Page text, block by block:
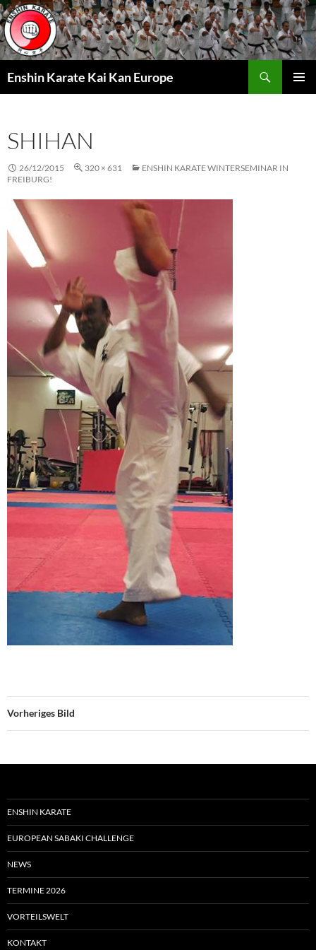
Zum
Inhalt
springen
Enshin Karate Kai Kan Europe
SHIHAN
26/12/2015 320 × 631
ENSHIN KARATE WINTERSEMINAR IN
FREIBURG!
Vorheriges Bild
ENSHIN KARATE
EUROPEAN SABAKI CHALLENGE
NEWS
TERMINE 2026
VORTEILSWELT
KONTAKT